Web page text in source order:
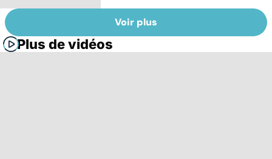
Voir plus
Plus de vidéos